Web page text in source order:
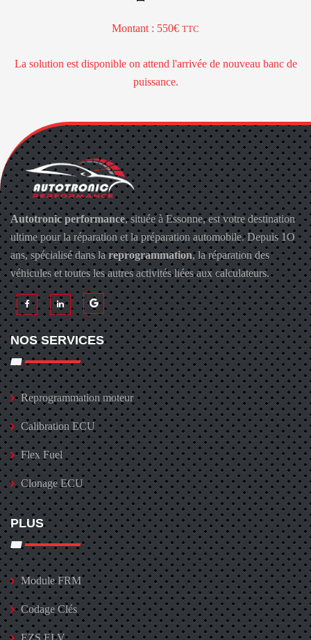
Montant : 550€ TTC
La solution est disponible on attend l'arrivée de nouveau banc de
puissance.
Autotronic performance, située à Essonne, est votre destination
ultime pour la réparation et la préparation automobile. Depuis 1O
ans, spécialisé dans lareprogrammation, la réparation des
véhicules et toutes les autres activités liées aux calculateurs.
NOS SERVICES
Reprogrammation moteur
Calibration ECU
Flex Fuel
Clonage ECU
PLUS
Module FRM
Codage Clés
EZS ELV